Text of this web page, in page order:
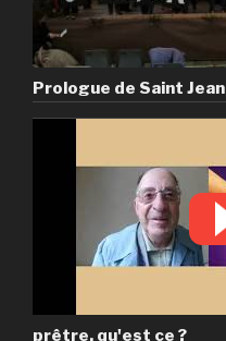
Prologue de Saint
prêtre, qu'est ce ?